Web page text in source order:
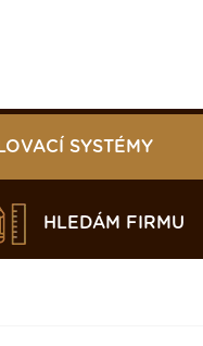
SYSTÉMY
HLEDÁM FIRMU